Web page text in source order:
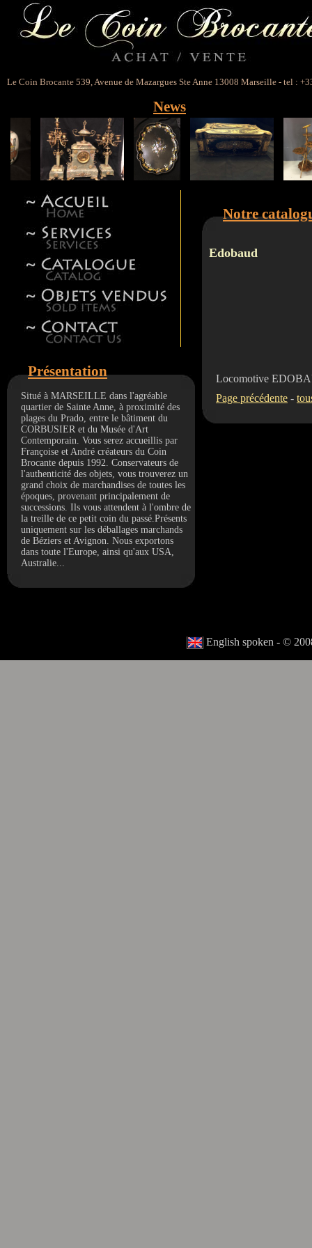
Le Coin Brocante 539, Avenue de Mazargues Ste Anne 13008 Marseille - tel :
News
Présentation
Situé à MARSEILLE dans l'agréable
quartier de Sainte Anne, à proximité des
plages du Prado, entre le bâtiment du
CORBUSIER et du Musée d'Art
Contemporain. Vous serez accueillis par
Françoise et André créateurs du Coin
Brocante depuis 1992. Conservateurs de
l'authenticité des objets, vous trouverez un
grand choix de marchandises de toutes les
époques, provenant principalement de
successions. Ils vous attendent à l'ombre de
la treille de ce petit coin du passé.Présents
uniquement sur les déballages marchands
de Béziers et Avignon. Nous exportons
dans toute l'Europe, ainsi qu'aux USA,
Australie...
Notre
Edobaud
Locomotive
Page précédente -
English spoken - ©